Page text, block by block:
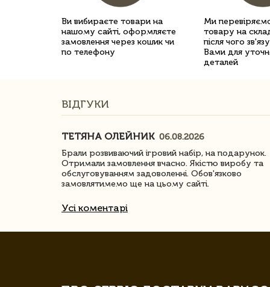
Ви вибираєте товари на
нашому сайті, оформляєте
замовлення через кошик чи
по телефону
Ми
товару на
після чого
Вами для
деталей
ВІДГУКИ
ТЕТЯНА ОЛЕЙНИК 06.08.2026
Брали розвиваючий ігровий набір, на подарунок.
Отримали замовлення вчасно. Якістю виробу та
обслуговуванням задоволенні. Обов'язково
замовлятимемо ще на цьому сайті.
Усі коментарі